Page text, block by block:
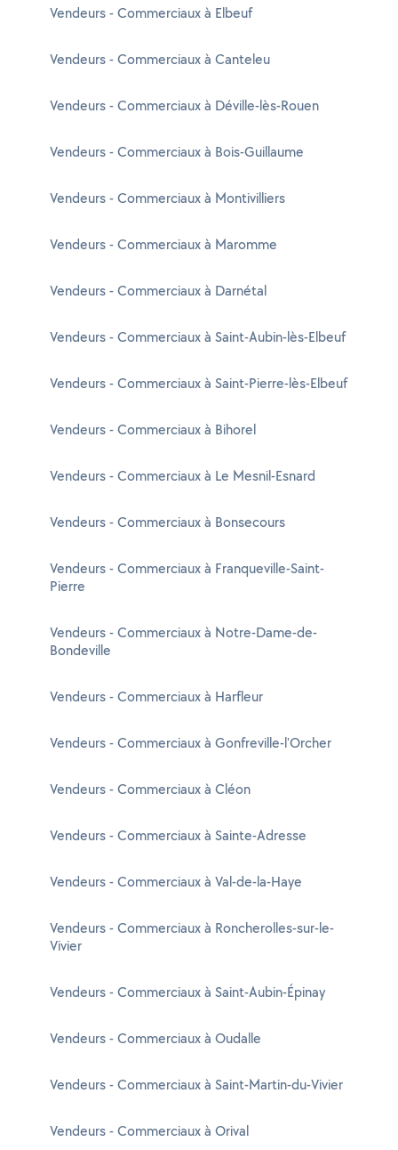
Vendeurs - Commerciaux à Elbeuf
Vendeurs - Commerciaux à Canteleu
Vendeurs - Commerciaux à Déville-lès-Rouen
Vendeurs - Commerciaux à Bois-Guillaume
Vendeurs - Commerciaux à Montivilliers
Vendeurs - Commerciaux à Maromme
Vendeurs - Commerciaux à Darnétal
Vendeurs - Commerciaux à Saint-Aubin-lès-Elbeuf
Vendeurs - Commerciaux à Saint-Pierre-lès-Elbeuf
Vendeurs - Commerciaux à Bihorel
Vendeurs - Commerciaux à Le Mesnil-Esnard
Vendeurs - Commerciaux à Bonsecours
Vendeurs - Commerciaux à Franqueville-Saint-
Pierre
Vendeurs - Commerciaux à Notre-Dame-de-
Bondeville
Vendeurs - Commerciaux à Harfleur
Vendeurs - Commerciaux à Gonfreville-l'Orcher
Vendeurs - Commerciaux à Cléon
Vendeurs - Commerciaux à Sainte-Adresse
Vendeurs - Commerciaux à Val-de-la-Haye
Vendeurs - Commerciaux à Roncherolles-sur-le-
Vivier
Vendeurs - Commerciaux à Saint-Aubin-Épinay
Vendeurs - Commerciaux à Oudalle
Vendeurs - Commerciaux à Saint-Martin-du-Vivier
Vendeurs - Commerciaux à Orival